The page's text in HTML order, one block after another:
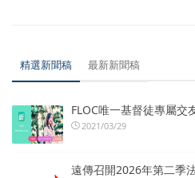
精選新聞稿 最新新聞稿
FLOC唯一基督徒專屬交
2021/03/29
遠傳召開2026年第二季